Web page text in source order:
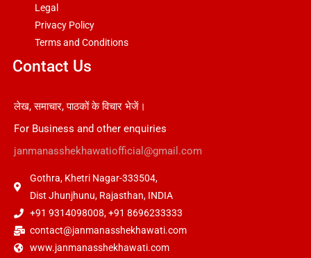
Legal
Privacy Policy
Terms and Conditions
Contact Us
लेख, समाचार, पाठकों के विचार भेजें।
For Business and other enquiries
janmanasshekhawatiofficial@gmail.com
Gothra, Khetri Nagar-333504,
Dist Jhunjhunu, Rajasthan, INDIA
+91 9314098008, +91 8696233333
contact@janmanasshekhawati.com
www.janmanasshekhawati.com